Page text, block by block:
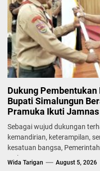
Dukung
Bupati Simalungun
Pramuka Ikuti Jamnas
Sebagai wujud dukungan
kemandirian, keterampilan,
kesatuan bangsa,
melepas...
Wida Tarigan August 5, 2026